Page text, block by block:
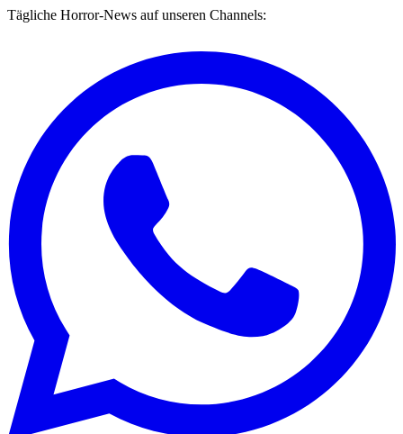
Tägliche Horror-News auf unseren Channels: